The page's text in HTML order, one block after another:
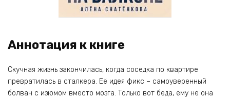
Аннотация к книге
Скучная жизнь закончилась, когда соседка по квартире
превратилась в сталкера. Её идея фикс – самоуверенный
болван с изюмом вместо мозга. Только вот беда, ему не она